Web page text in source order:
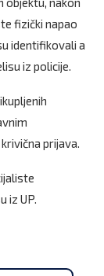
fizički napao
identifikovali a
iz policije.
prijava.
iz UP.